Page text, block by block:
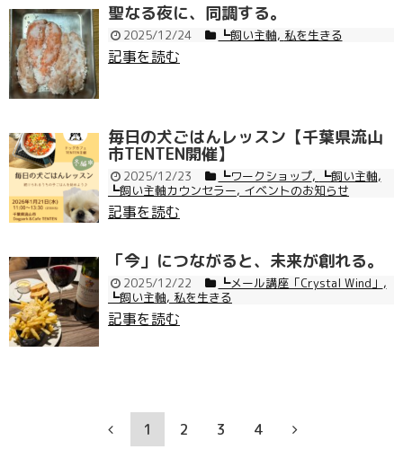
聖なる夜に、同調する。
2025/12/24 ┗飼い主軸, 私を生きる
記事を読む
毎日の犬ごはんレッスン【千葉県流山
市TENTEN開催】
2025/12/23 ┗ワークショップ, ┗飼い主軸,
┗飼い主軸カウンセラー, イベントのお知らせ
記事を読む
「今」につながると、未来が創れる。
2025/12/22 ┗メール講座「Crystal Wind」 ,
┗飼い主軸, 私を生きる
記事を読む
1 2 3 4